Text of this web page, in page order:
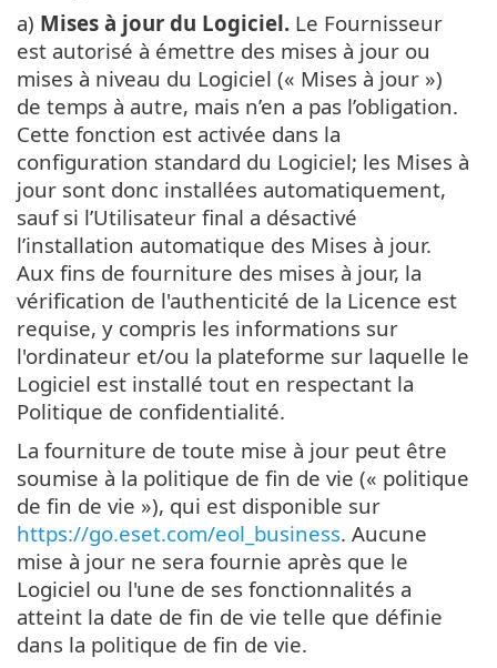
a) Mises à jour du Logiciel. Le Fournisseur
est autorisé à émettre des mises à jour ou
mises à niveau du Logiciel (« Mises à jour »)
de temps à autre, mais n’en a pas l’obligation.
Cette fonction est activée dans la
configuration standard du Logiciel; les Mises à
jour sont donc installées automatiquement,
sauf si l’Utilisateur final a désactivé
l’installation automatique des Mises à jour.
Aux fins de fourniture des mises à jour, la
vérification de l'authenticité de la Licence est
requise, y compris les informations sur
l'ordinateur et/ou la plateforme sur laquelle le
Logiciel est installé tout en respectant la
Politique de confidentialité.
La fourniture de toute mise à jour peut être
soumise à la politique de fin de vie (« politique
de fin de vie »), qui est disponible sur
https://go.eset.com/eol_business. Aucune
mise à jour ne sera fournie après que le
Logiciel ou l'une de ses fonctionnalités a
atteint la date de fin de vie telle que définie
dans la politique de fin de vie.